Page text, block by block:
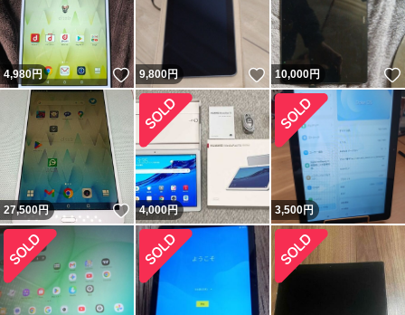
4,980円 いいね！
9,800円 いいね！
10,000円
27,500円 いいね！
4,000円 3,500円